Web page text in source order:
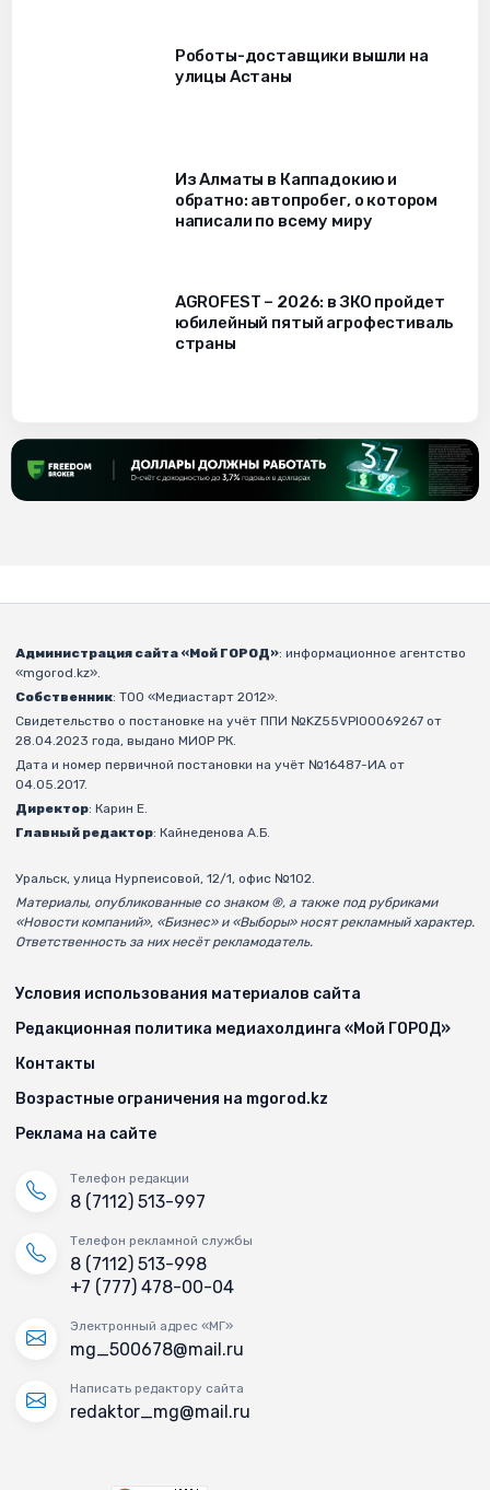
Роботы-доставщики вышли на
улицы Астаны
Из Алматы в Каппадокию и
обратно: автопробег, о котором
написали по всему миру
AGROFEST – 2026: в ЗКО пройдет
юбилейный пятый агрофестиваль
страны
Администрация сайта «Мой ГОРОД»: информационное агентство
«mgorod.kz».
Собственник: ТОО «Медиастарт 2012».
Свидетельство о постановке на учёт ППИ №KZ55VPI00069267 от
28.04.2023 года, выдано МИОР РК.
Дата и номер первичной постановки на учёт №16487-ИА от
04.05.2017.
Директор: Карин Е.
Главный редактор: Кайнеденова А.Б.
Уральск, улица Нурпеисовой, 12/1, офис №102.
Материалы, опубликованные со знаком ®, а также под рубриками
«Новости компаний», «Бизнес» и «Выборы» носят рекламный характер.
Ответственность за них несёт рекламодатель.
Условия использования материалов сайта
Редакционная политика медиахолдинга «Мой ГОРОД»
Контакты
Возрастные ограничения на mgorod.kz
Реклама на сайте
Телефон редакции
8 (7112) 513-997
Телефон рекламной службы
8 (7112) 513-998
+7 (777) 478-00-04
Электронный адрес «МГ»
mg_500678@mail.ru
Написать редактору сайта
redaktor_mg@mail.ru